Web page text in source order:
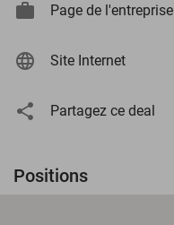
Page de l'entreprise
Site Internet
Partagez ce deal
Positions